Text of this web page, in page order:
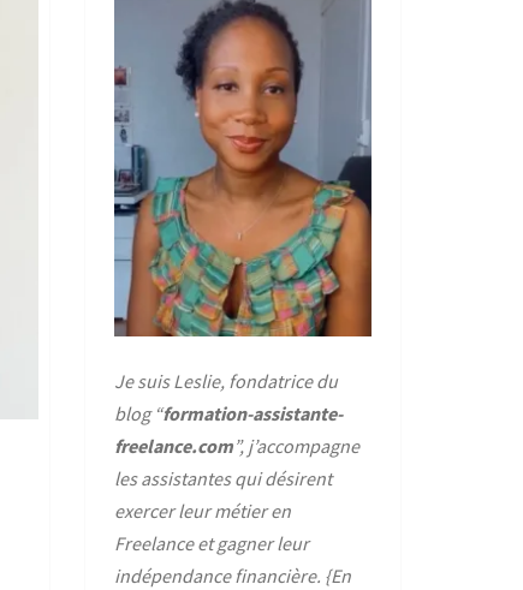
Je suis Leslie, fondatrice du
blog “formation-assistante-
freelance.com”, j’accompagne
les assistantes qui désirent
exercer leur métier en
Freelance et gagner leur
indépendance financière. {En